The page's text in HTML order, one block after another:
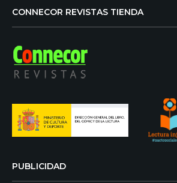
CONNECOR REVISTAS TIENDA
PUBLICIDAD